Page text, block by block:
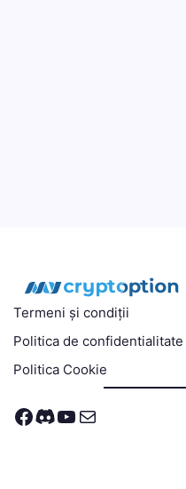
Termeni și condiții
Politica de confidentialitate
Politica Cookie
Facebook
Discord
YouTube
Mail